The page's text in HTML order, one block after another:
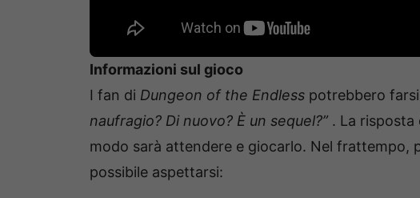
Informazioni sul gioco
I fan di Dungeon of the Endless potrebbero farsi
naufragio? Di nuovo? È un sequel?” . La risposta
modo sarà attendere e giocarlo. Nel frattempo,
possibile aspettarsi: